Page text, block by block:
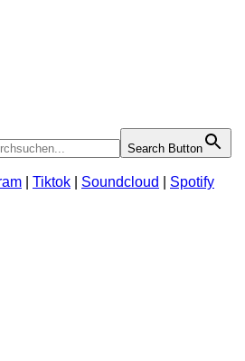
Search Button
Tiktok Soundcloud Spotify